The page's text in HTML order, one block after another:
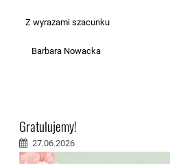
Z wyrazami szacunku
Barbara Nowacka
Gratulujemy!
27.06.2026